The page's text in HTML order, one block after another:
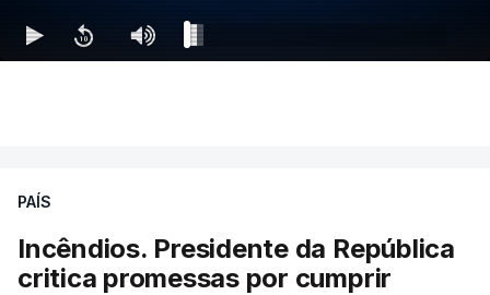
PAÍS
Incêndios. Presidente da República
critica promessas por cumprir